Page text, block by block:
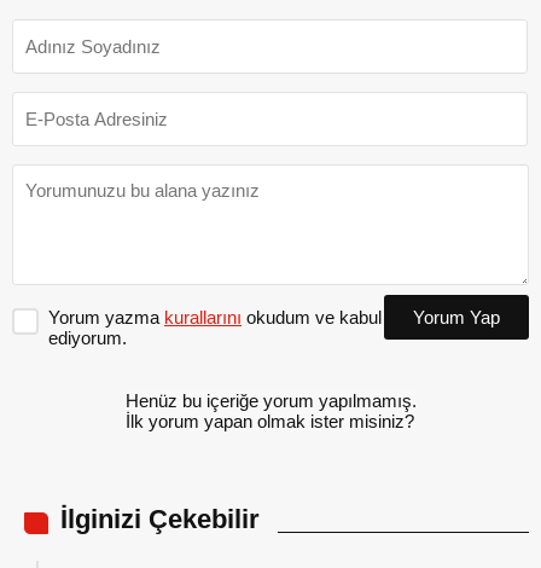
Yorum yazma kurallarını okudum ve kabul
ediyorum.
Yorum Yap
Henüz bu içeriğe yorum yapılmamış.
İlk yorum yapan olmak ister misiniz?
İlginizi Çekebilir